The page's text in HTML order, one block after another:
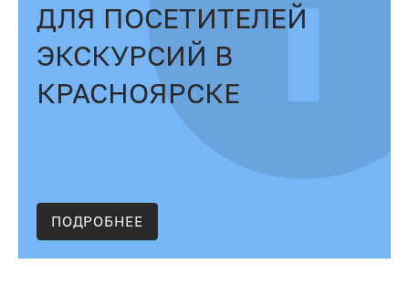
ДЛЯ ПОСЕТИТЕЛЕЙ
ЭКСКУРСИЙ В
КРАСНОЯРСКЕ
ПОДРОБНЕЕ